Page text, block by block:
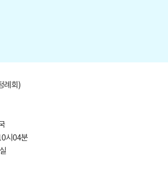
례회)
시04분